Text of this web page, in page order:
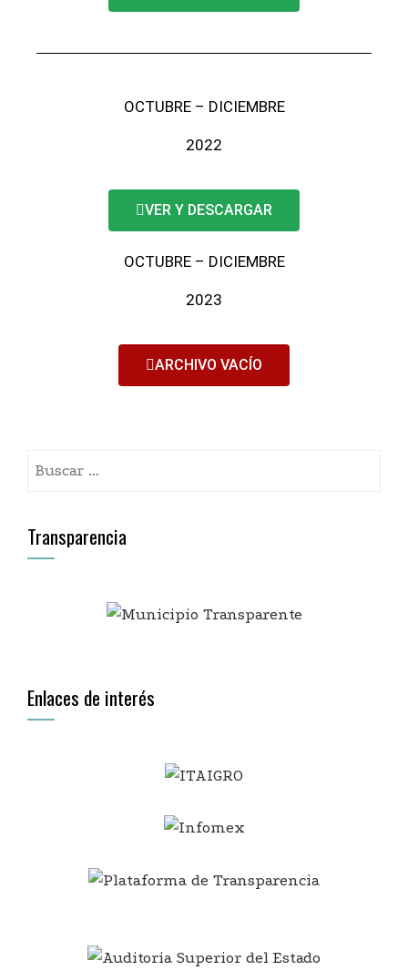
OCTUBRE – DICIEMBRE
2022
VER Y DESCARGAR
OCTUBRE – DICIEMBRE
2023
ARCHIVO VACÍO
Transparencia
Enlaces de interés